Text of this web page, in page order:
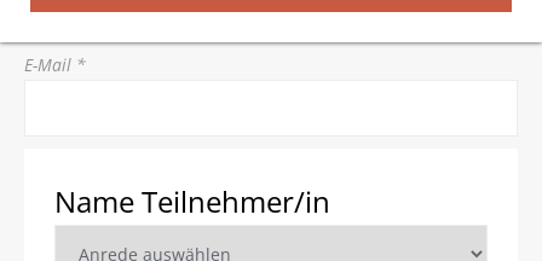
E-Mail *
Name Teilnehmer/in